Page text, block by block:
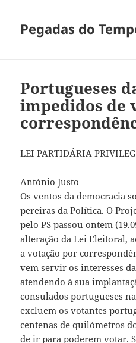
Pegadas do
Portugueses
impedidos de
LEI PARTIDÁRIA
António Justo
Os ventos da democracia
pereiras da Política. O
pelo PS passou ontem
alteração da Lei Eleitoral,
a votação por
vem servir os interesses
atendendo à sua
consulados portugueses
excluem os votantes
centenas de quilómetros
de ir para poderem votar.